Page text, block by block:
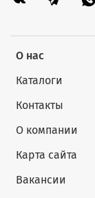
О нас
Каталоги
Контакты
О компании
Карта сайта
Вакансии